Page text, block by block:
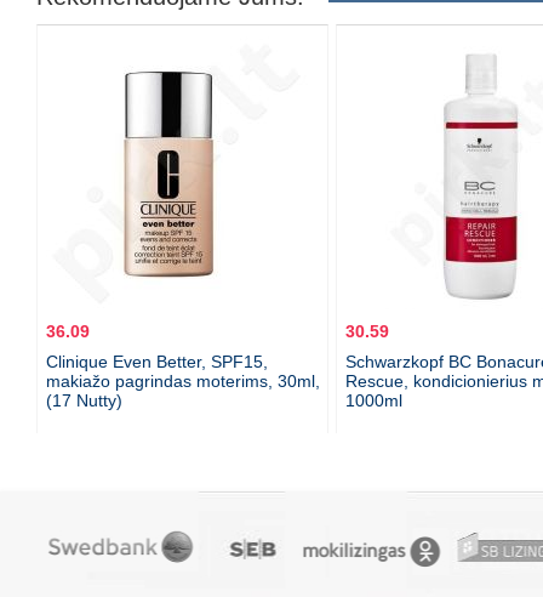
36.09
Clinique Even Better, SPF15,
makiažo pagrindas moterims, 30ml,
(17 Nutty)
30.59
Schwarzkopf BC
Rescue, kondicionierius
1000ml